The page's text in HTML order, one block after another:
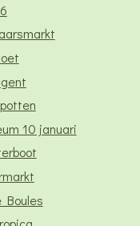
10 januari
Boules